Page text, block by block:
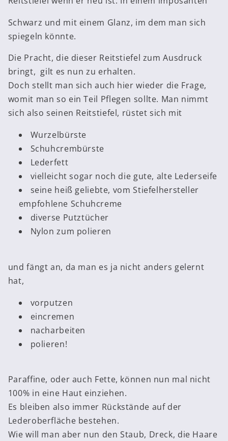
Schwarz und mit einem Glanz, im dem man sich
spiegeln könnte.
Die Pracht, die dieser Reitstiefel zum Ausdruck
bringt, gilt es nun zu erhalten.
Doch stellt man sich auch hier wieder die Frage,
womit man so ein Teil Pflegen sollte. Man nimmt
sich also seinen Reitstiefel, rüstet sich mit
Wurzelbürste
Schuhcrembürste
Lederfett
vielleicht sogar noch die gute, alte Lederseife
seine heiß geliebte, vom Stiefelhersteller
empfohlene Schuhcreme
diverse Putztücher
Nylon zum polieren
und fängt an, da man es ja nicht anders gelernt
hat,
vorputzen
eincremen
nacharbeiten
polieren!
Paraffine, oder auch Fette, können nun mal nicht
100% in eine Haut einziehen.
Es bleiben also immer Rückstände auf der
Lederoberfläche bestehen.
Wie will man aber nun den Staub, Dreck, die Haare